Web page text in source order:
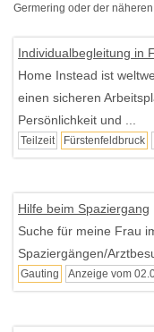
Germering oder der
Individualbegleitung in
Home Instead ist
einen sicheren
Persönlichkeit und ...
Teilzeit Fürstenfeldbruck
Hilfe beim Spaziergang
Suche für meine Frau
Spaziergängen/
Gauting Anzeige vom